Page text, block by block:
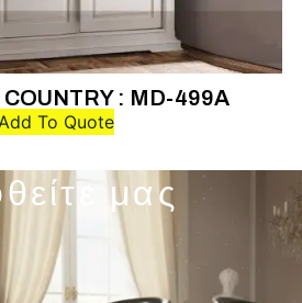
: MD-499A
Add To Quote
μας